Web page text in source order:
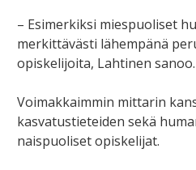
– Esimerkiksi miespuoliset
merkittävästi lähempänä
opiskelijoita, Lahtinen sanoo.
Voimakkaimmin mittarin
kasvatustieteiden sekä
naispuoliset opiskelijat.